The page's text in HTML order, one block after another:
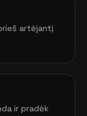
artėjantį
ir pradėk